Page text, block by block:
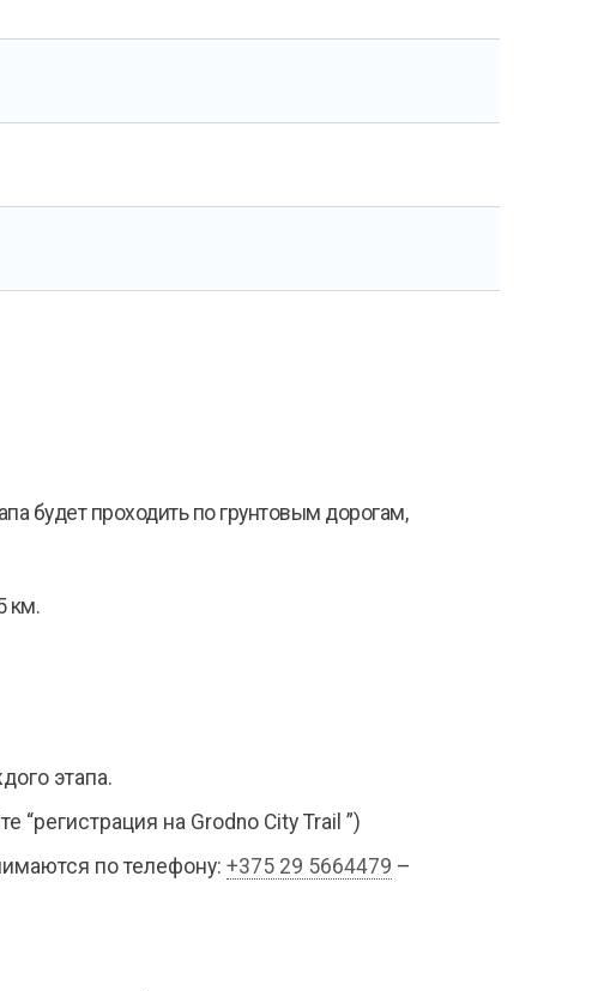
будет проходить по грунтовым дорогам,
км.
этапа.
“регистрация на Grodno City Trail ”)
по телефону: +375 29 5664479 –